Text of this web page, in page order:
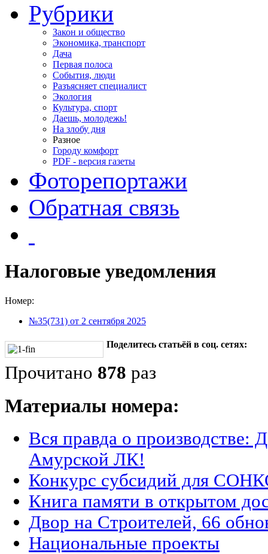
Рубрики
Закон и общество
Экономика, транспорт
Дача
Первая полоса
События, люди
Разъясняет специалист
Экология
Культура, спорт
Даешь, молодежь!
На злобу дня
Разное
Городу комфорт
PDF - версия газеты
Фоторепортажи
Обратная связь
Налоговые уведомления
Номер:
№35(731) от 2 сентября 2025
Поделитесь статьёй в соц. сетях:
Прочитано 878 раз
Материалы номера:
Вся правда о производстве:
Амурской ЛК!
Конкурс субсидий для
Книга памяти в открытом
Двор на Строителей, 66
Национальные проекты